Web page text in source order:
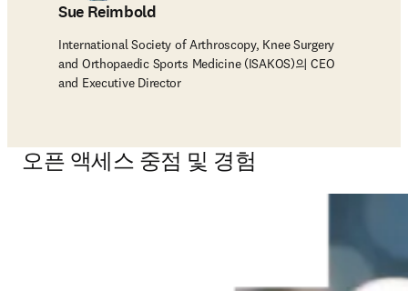
Sue Reimbold
International Society of Arthroscopy, Knee Surgery
and Orthopaedic Sports Medicine (ISAKOS)의 CEO
and Executive Director
오픈 액세스 중점 및 경험